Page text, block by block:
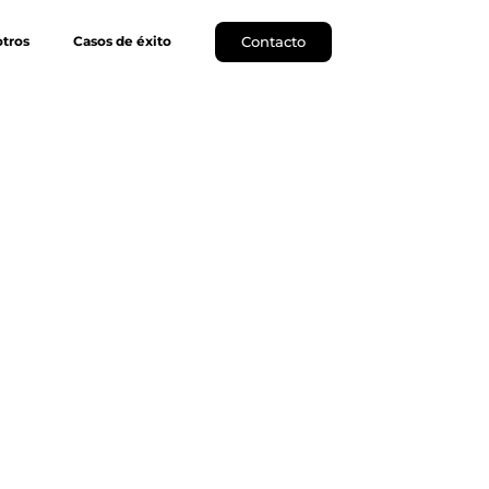
Casos de éxito Contacto